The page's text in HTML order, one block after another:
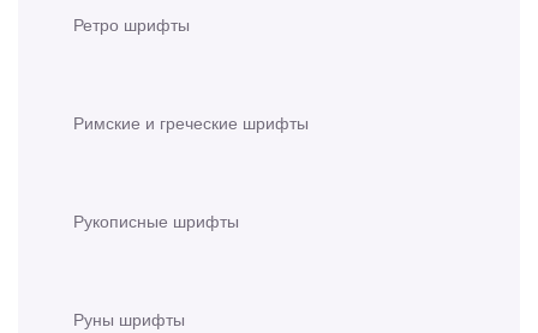
Ретро шрифты
Римские и греческие шрифты
Рукописные шрифты
Руны шрифты